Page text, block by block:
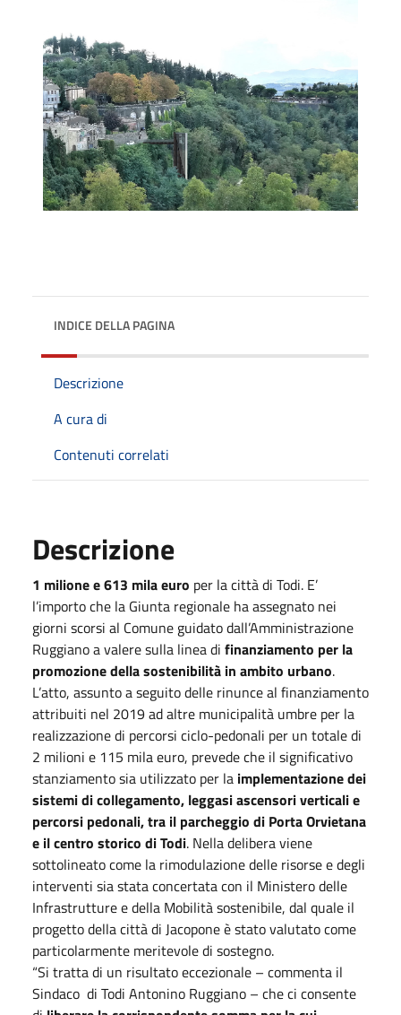
INDICE DELLA PAGINA
Descrizione
A cura di
Contenuti correlati
Descrizione
1 milione e 613 mila euro per la città di Todi. E’
l’importo che la Giunta regionale ha assegnato nei
giorni scorsi al Comune guidato dall’Amministrazione
Ruggiano a valere sulla linea di finanziamento per la
promozione della sostenibilità in ambito urbano.
L’atto, assunto a seguito delle rinunce al finanziamento
attribuiti nel 2019 ad altre municipalità umbre per la
realizzazione di percorsi ciclo-pedonali per un totale di
2 milioni e 115 mila euro, prevede che il significativo
stanziamento sia utilizzato per la implementazione dei
sistemi di collegamento, leggasi ascensori verticali e
percorsi pedonali, tra il parcheggio di Porta Orvietana
e il centro storico di Todi. Nella delibera viene
sottolineato come la rimodulazione delle risorse e degli
interventi sia stata concertata con il Ministero delle
Infrastrutture e della Mobilità sostenibile, dal quale il
progetto della città di Jacopone è stato valutato come
particolarmente meritevole di sostegno.
“Si tratta di un risultato eccezionale – commenta il
Sindaco di Todi Antonino Ruggiano – che ci consente